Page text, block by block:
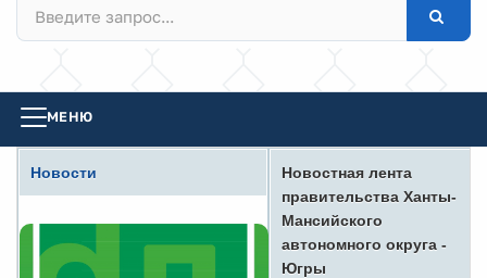
МЕНЮ
Новости
Новостная лента
правительства Ханты-
Мансийского
автономного округа -
Югры